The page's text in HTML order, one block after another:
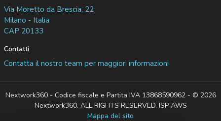
Via Moretto da Brescia, 22
Milano - Italia
CAP 20133
Contatti
Contatta il nostro team per maggiori informazioni
Nextwork360 - Codice fiscale e Partita IVA 13868590962 - © 2026
Nextwork360. ALL RIGHTS RESERVED. ISP AWS
Mappa del sito